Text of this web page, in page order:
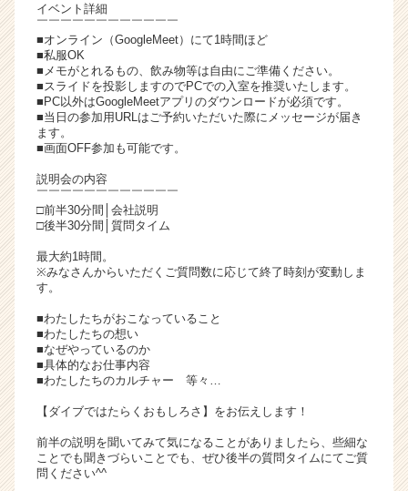
ト
チ
ア
キ
ャ
リ
（C
e
r
a
r）
イベント詳細
￣￣￣￣￣￣￣￣￣￣￣￣
■オンライン（GoogleMeet）にて1時間ほど
■私服OK
■メモがとれるもの、飲み物等は自由にご準備ください。
■スライドを投影しますのでPCでの入室を推奨いたします。
■PC以外はGoogleMeetアプリのダウンロードが必須です。
■当日の参加用URLはご予約いただいた際にメッセージが届き
ます。
■画面OFF参加も可能です。
説明会の内容
￣￣￣￣￣￣￣￣￣￣￣￣
□前半30分間│会社説明
□後半30分間│質問タイム
最大約1時間。
※みなさんからいただくご質問数に応じて終了時刻が変動しま
す。
■わたしたちがおこなっていること
■わたしたちの想い
■なぜやっているのか
■具体的なお仕事内容
■わたしたちのカルチャー 等々…
【ダイブではたらくおもしろさ】をお伝えします！
前半の説明を聞いてみて気になることがありましたら、些細な
ことでも聞きづらいことでも、ぜひ後半の質問タイムにてご質
問ください^^